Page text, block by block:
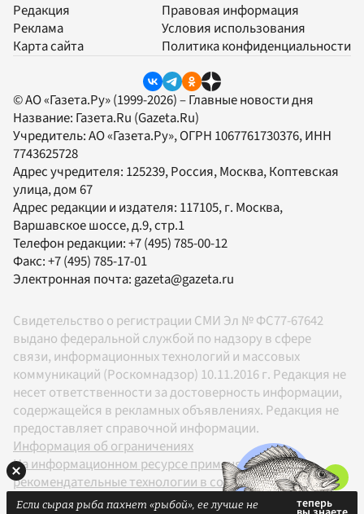
Редакция
Реклама
Карта сайта
Правовая информация
Условия использования
Политика конфиденциальности
© АО «Газета.Ру» (1999-2026) – Главные новости дня
Название: Газета.Ru (Gazeta.Ru)
Учредитель:АО «Газета.Ру», ОГРН 1067761730376, ИНН
7743625728
Адрес учредителя: 125239, Россия, Москва, Коптевская
улица, дом 67
Адрес редакции и издателя: 117105, г. Москва,
Варшавское шоссе, д.9, стр.1
Телефон редакции:+7 (495) 785-00-12
Факс:+7 (495) 785-17-01
Электронная почта:gazeta@gazeta.ru
Свидетельство о регистрации СМИ Эл № ФС77-67642
выдано федеральной службой по надзору в сфере
связи, информационных технологий и массовых
коммуникаций (Роскомнадзор) 10.11.2016 г. Редакция не
несет ответственности за достоверность информации,
содержащейся в рекламных объявлениях. Редакция не
предоставляет справочной информации.
Информация об ограничениях
На информационном ресурсе применяются
рекомендательные технологии в соответствии с
Правилами
Если сырая рыба пахнет «рыбой», ее лучше не